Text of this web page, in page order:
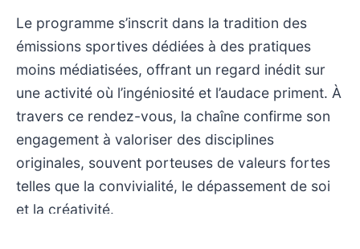
Le programme s’inscrit dans la tradition des
émissions sportives dédiées à des pratiques
moins médiatisées, offrant un regard inédit sur
une activité où l’ingéniosité et l’audace priment. À
travers ce rendez-vous, la chaîne confirme son
engagement à valoriser des disciplines
originales, souvent porteuses de valeurs fortes
telles que la convivialité, le dépassement de soi
et la créativité.